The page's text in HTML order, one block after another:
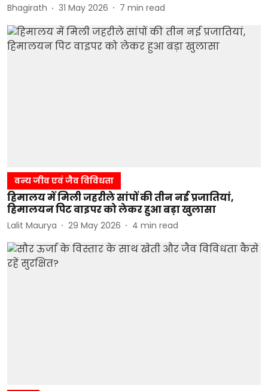
Bhagirath 31 May 2026 7 min read
वन्य जीव एवं जैव विविधता
हिमालय में मिली जहरीले सांपों की तीन नई प्रजातियां,
हिमालयन पिट वाइपर को लेकर हुआ बड़ा खुलासा
Lalit Maurya 29 May 2026 4 min read